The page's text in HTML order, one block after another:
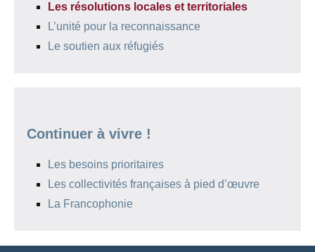
Les résolutions locales et territoriales
L’unité pour la reconnaissance
Le soutien aux réfugiés
Continuer à vivre !
Les besoins prioritaires
Les collectivités françaises à pied d’œuvre
La Francophonie